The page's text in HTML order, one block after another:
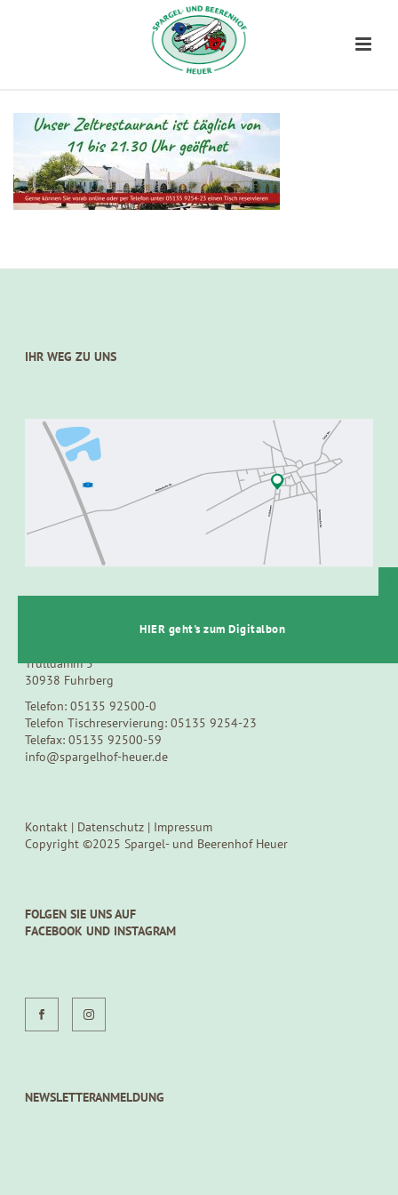
IHR WEG ZU UNS
SPARGEL- UND BEERENHOF HEUER
Trülldamm 5
30938 Fuhrberg
Telefon: 05135 92500-0
Telefon Tischreservierung: 05135 9254-23
Telefax: 05135 92500-59
info@spargelhof-heuer.de
Kontakt | Datenschutz | Impressum
Copyright ©2025 Spargel- und Beerenhof Heuer
FOLGEN SIE UNS AUF
FACEBOOK UND INSTAGRAM
NEWSLETTERANMELDUNG
HIER geht's zum Digitalbon